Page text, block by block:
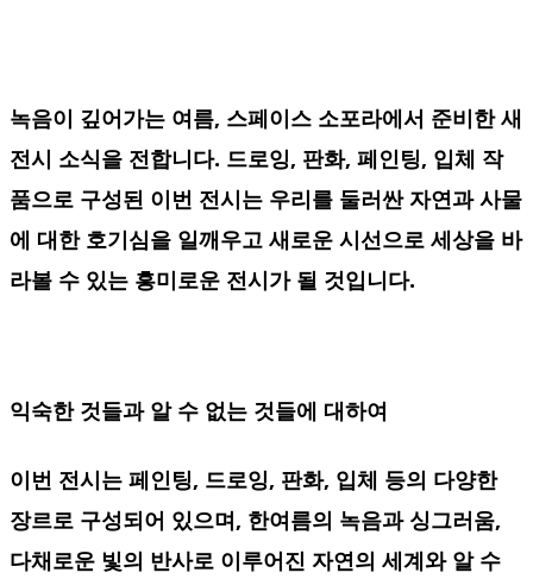
녹음이 깊어가는 여름, 스페이스 소포라에서 준비한 새
전시 소식을 전합니다. 드로잉, 판화, 페인팅, 입체 작
품으로 구성된 이번 전시는 우리를 둘러싼 자연과 사물
에 대한 호기심을 일깨우고 새로운 시선으로 세상을 바
라볼 수 있는 흥미로운 전시가 될 것입니다.
익숙한 것들과 알 수 없는 것들에 대하여
이번 전시는 페인팅, 드로잉, 판화, 입체 등의 다양한
장르로 구성되어 있으며, 한여름의 녹음과 싱그러움,
다채로운 빛의 반사로 이루어진 자연의 세계와 알 수